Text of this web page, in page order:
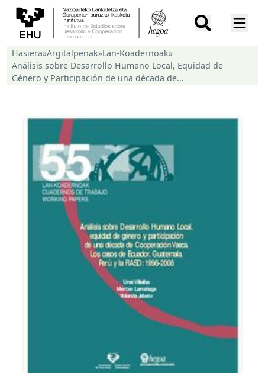
Hasiera»Argitalpenak»Lan-Koadernoak»
Análisis sobre Desarrollo Humano Local, Equidad de
Género y Participación de una década de...